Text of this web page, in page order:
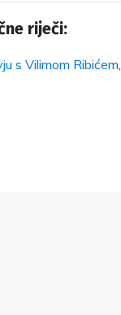
riječi:
s Vilimom Ribićem,